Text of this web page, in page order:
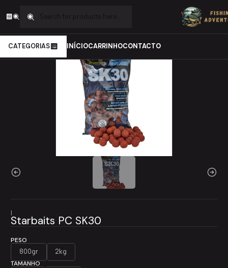
CATEGORIAS INÍCIOCARRINHOCONTACTO
|
Starbaits PC SK30
PESO
800gr 2kg
TAMANHO